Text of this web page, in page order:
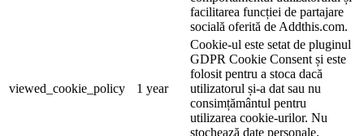
facilitarea funcției de partajare
socială oferită de Addthis.com.
viewed_cookie_policy 1 year
Cookie-ul este setat de pluginul
GDPR Cookie Consent și este
folosit pentru a stoca dacă
utilizatorul și-a dat sau nu
consimțământul pentru
utilizarea cookie-urilor. Nu
stochează date personale.